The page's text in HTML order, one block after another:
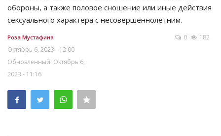
обороны, а также половое сношение или иные действия
сексуального характера с несовершеннолетним.
Роза Мустафина
Октябрь 6, 2023 - 12:00
Обновленный: Октябрь 6,
2023 - 11:16
0 182